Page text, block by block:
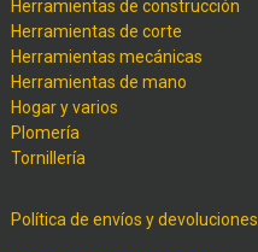
Herramientas de construcción
Herramientas de corte
Herramientas mecánicas
Herramientas de mano
Hogar y varios
Plomería
Tornillería
Política de envíos y devoluciones